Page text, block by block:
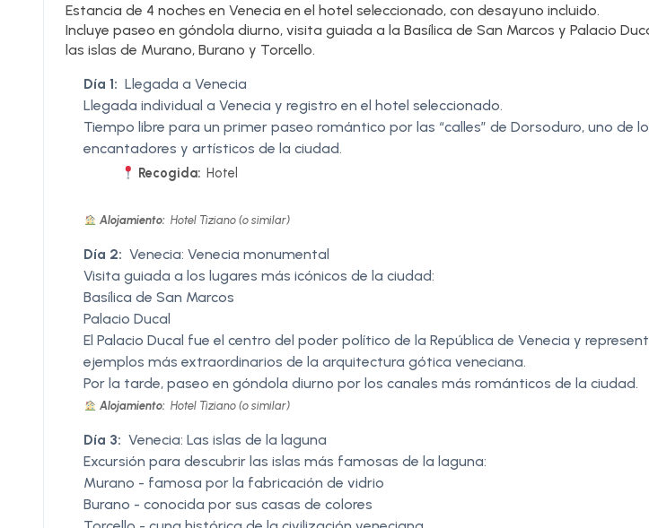
Estancia de 4 noches en Venecia en el hotel seleccionado, con desayuno incluido.
Incluye paseo en góndola diurno, visita guiada a la Basílica de San Marcos y Palacio
las islas de Murano, Burano y Torcello.
Día 1: Llegada a Venecia
Llegada individual a Venecia y registro en el hotel seleccionado.
Tiempo libre para un primer paseo romántico por las “calles” de Dorsoduro, uno de
encantadores y artísticos de la ciudad.
Recogida: Hotel
Alojamiento: Hotel Tiziano (o similar)
Día 2: Venecia: Venecia monumental
Visita guiada a los lugares más icónicos de la ciudad:
Basílica de San Marcos
Palacio Ducal
El Palacio Ducal fue el centro del poder político de la República de Venecia y
ejemplos más extraordinarios de la arquitectura gótica veneciana.
Por la tarde, paseo en góndola diurno por los canales más románticos de la ciudad.
Alojamiento: Hotel Tiziano (o similar)
Día 3: Venecia: Las islas de la laguna
Excursión para descubrir las islas más famosas de la laguna:
Murano - famosa por la fabricación de vidrio
Burano - conocida por sus casas de colores